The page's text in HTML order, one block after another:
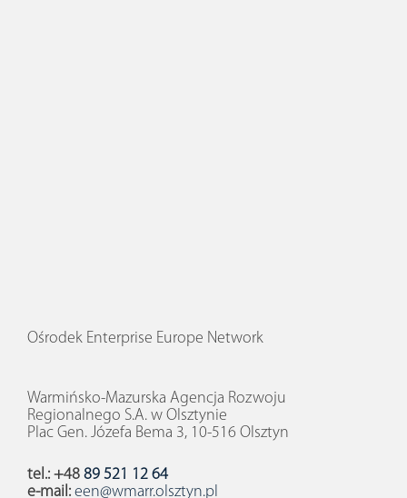
Ośrodek Enterprise Europe Network
Warmińsko-Mazurska Agencja Rozwoju
Regionalnego S.A. w Olsztynie
Plac Gen. Józefa Bema 3, 10-516 Olsztyn
tel.: +48 89 521 12 64
e-mail: een@wmarr.olsztyn.pl